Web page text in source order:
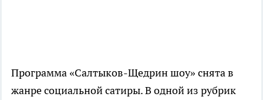
Программа «Салтыков-Щедрин шоу» снята в
жанре социальной сатиры. В одной из рубрик